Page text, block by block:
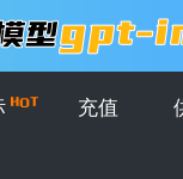
充值